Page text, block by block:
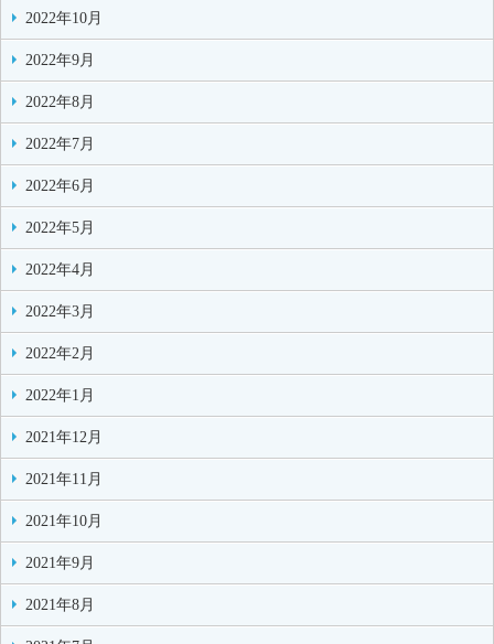
2022年10月
2022年9月
2022年8月
2022年7月
2022年6月
2022年5月
2022年4月
2022年3月
2022年2月
2022年1月
2021年12月
2021年11月
2021年10月
2021年9月
2021年8月